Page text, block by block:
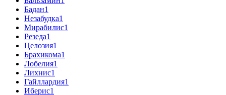
Бадан1
Незабудка1
Мирабилис1
Резеда1
Целозия1
Брахикома1
Лобелия1
Лихнис1
Гайллардия1
Иберис1